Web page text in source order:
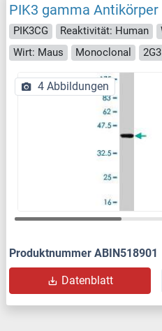
PIK3 gamma Antikörper
PIK3CG Reaktivität: Human
Wirt: Maus
Monoclonal 2G3
4 Abbildungen
Produktnummer ABIN518901
Datenblatt